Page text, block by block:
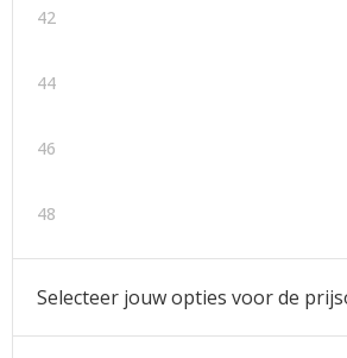
42
44
46
48
Selecteer jouw opties voor de